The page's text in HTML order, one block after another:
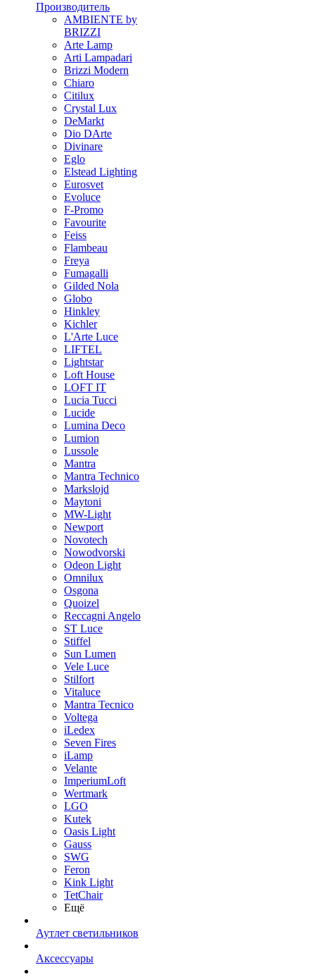
Производитель
AMBIENTE by
BRIZZI
Arte Lamp
Arti Lampadari
Brizzi Modern
Chiaro
Citilux
Crystal Lux
DeMarkt
Dio DArte
Divinare
Eglo
Elstead Lighting
Eurosvet
Evoluce
F-Promo
Favourite
Feiss
Flambeau
Freya
Fumagalli
Gilded Nola
Globo
Hinkley
Kichler
L'Arte Luce
LIFTEL
Lightstar
Loft House
LOFT IT
Lucia Tucci
Lucide
Lumina Deco
Lumion
Lussole
Mantra
Mantra Technico
Markslojd
Maytoni
MW-Light
Newport
Novotech
Nowodvorski
Odeon Light
Omnilux
Osgona
Quoizel
Reccagni Angelo
ST Luce
Stiffel
Sun Lumen
Vele Luce
Stilfort
Vitaluce
Mantra Tecnico
Voltega
iLedex
Seven Fires
iLamp
Velante
ImperiumLoft
Wertmark
LGO
Kutek
Oasis Light
Gauss
SWG
Feron
Kink Light
TetСhair
Ещё
Аутлет светильников
Аксессуары